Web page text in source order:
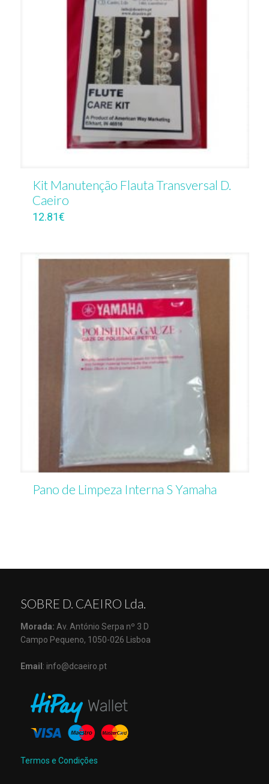
Kit Manutenção Flauta Transversal D.
Caeiro
12.81€
Pano de Limpeza Interna S Yamaha
SOBRE D. CAEIRO Lda.
Morada: Av. António Serpa nº 3 D
Campo Pequeno, 1050-026 Lisboa
Email : info@dcaeiro.pt
Termos e Condições